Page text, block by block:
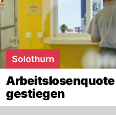
Solothurn
gestiegen